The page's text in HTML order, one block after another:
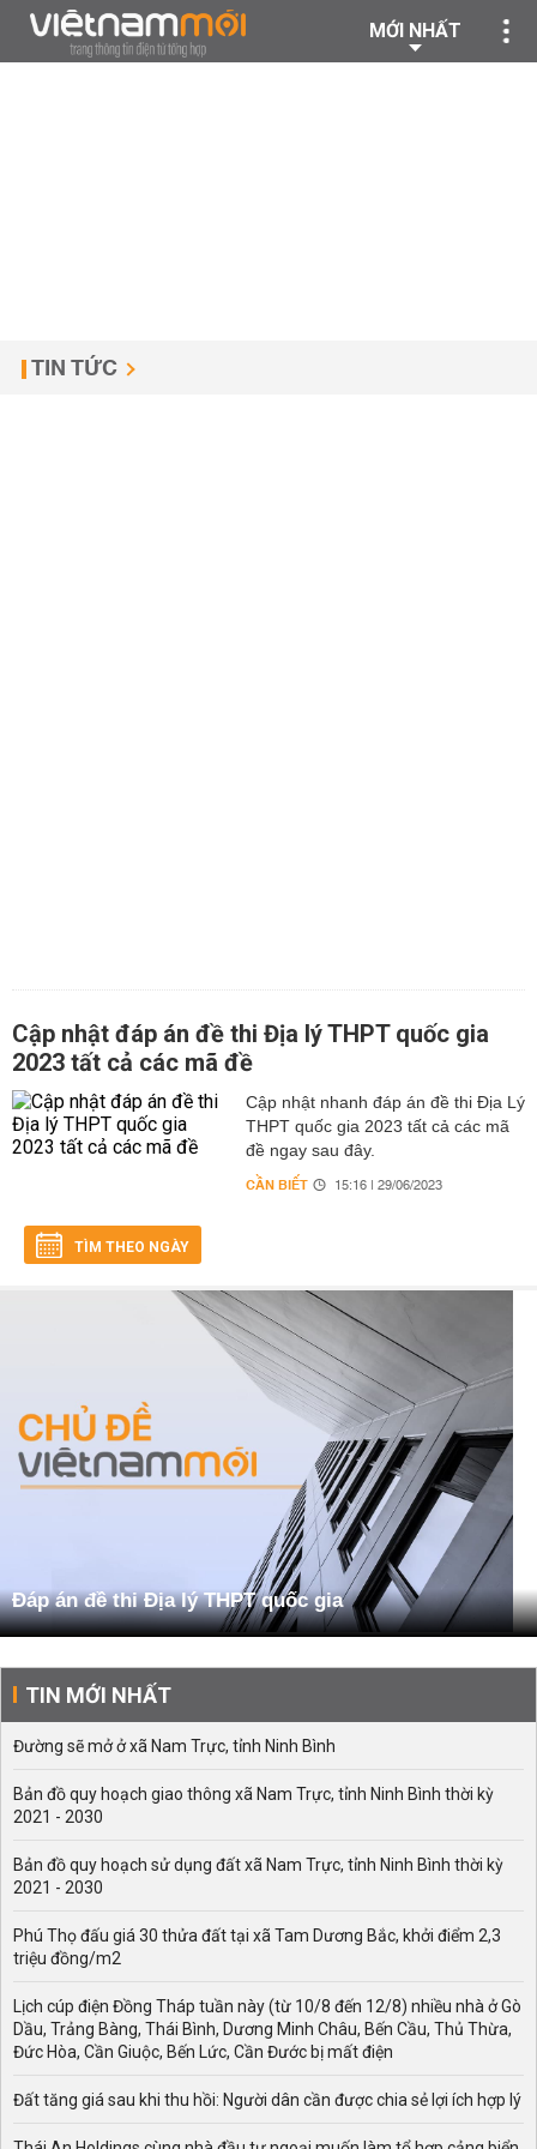
MỚI NHẤT
TIN TỨC
Cập nhật đáp án đề thi Địa lý THPT quốc gia
2023 tất cả các mã đề
Cập nhật nhanh đáp án đề thi Địa Lý
THPT quốc gia 2023 tất cả các mã
đề ngay sau đây.
CẦN BIẾT 15:16 | 29/06/2023
TÌM THEO NGÀY
Đáp án đề thi Địa lý THPT quốc gia
TIN MỚI NHẤT
Đường sẽ mở ở xã Nam Trực, tỉnh Ninh Bình
Bản đồ quy hoạch giao thông xã Nam Trực, tỉnh Ninh Bình thời kỳ
2021 - 2030
Bản đồ quy hoạch sử dụng đất xã Nam Trực, tỉnh Ninh Bình thời kỳ
2021 - 2030
Phú Thọ đấu giá 30 thửa đất tại xã Tam Dương Bắc, khởi điểm 2,3
triệu đồng/m2
Lịch cúp điện Đồng Tháp tuần này (từ 10/8 đến 12/8) nhiều nhà ở Gò
Dầu, Trảng Bàng, Thái Bình, Dương Minh Châu, Bến Cầu, Thủ Thừa,
Đức Hòa, Cần Giuộc, Bến Lức, Cần Đước bị mất điện
Đất tăng giá sau khi thu hồi: Người dân cần được chia sẻ lợi ích hợp lý